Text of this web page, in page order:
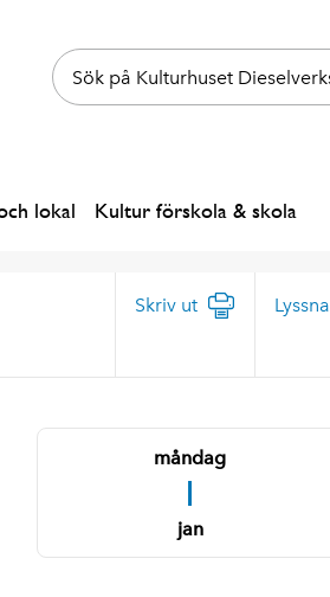
lokal Kultur förskola & skola
Skriv ut Lyssna
måndag
1
jan